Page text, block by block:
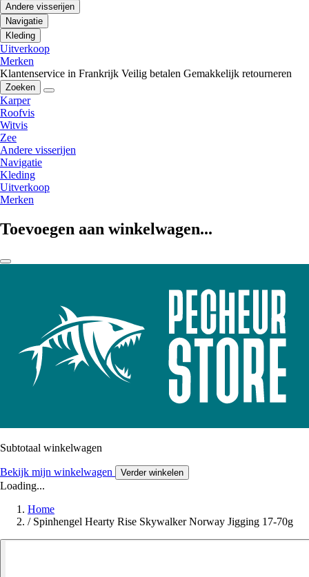
Andere visserijen
Navigatie
Kleding
Uitverkoop
Merken
Klantenservice in Frankrijk Veilig betalen Gemakkelijk retourneren
Zoeken
Karper
Roofvis
Witvis
Zee
Andere visserijen
Navigatie
Kleding
Uitverkoop
Merken
Toevoegen aan winkelwagen...
Subtotaal winkelwagen
Bekijk mijn winkelwagen Verder winkelen
Loading...
Home
/ Spinhengel Hearty Rise Skywalker Norway Jigging 17-70g